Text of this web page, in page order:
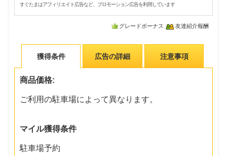
すぐたまはアフィリエイト広告など、プロモーション広告を利用しています
グレードボーナス 友達紹介報酬
獲得条件 広告の詳細 注意事項
商品価格:
ご利用の駐車場によって異なります。
マイル獲得条件
駐車場予約